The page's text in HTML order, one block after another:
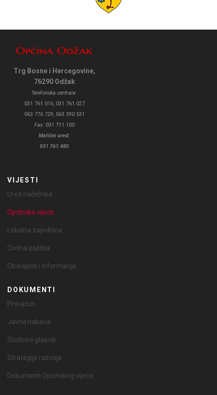
Trg Bosne i Hercegovine,
76290 Odžak
Telefonska centrala:
031 761 016, 031 761 027
063 776 729, 063 390 531
Fax: 031 711 100
Matični ured:
031 761 480
VIJESTI
Ured načelnika
Općinsko vijeće
Lokalna zajednica
Civilna zaštita
Obavijesti i informacije
DOKUMENTI
Proračun
Javna nabava
Službeni glasnik
Strategija razvoja
Dokumenti Općinskog vijeća